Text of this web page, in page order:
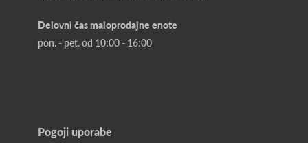
Delovni čas maloprodajne enote
pon. - pet. od 10:00 - 16:00
Pogoji uporabe